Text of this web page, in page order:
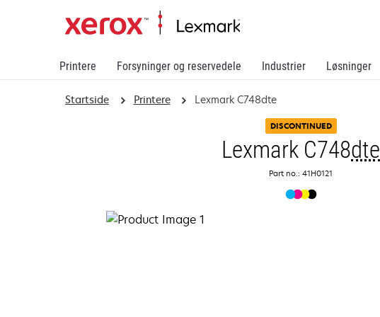
Printere Forsyninger og reservedele Industrier Løsninger
Startside Printere Lexmark C748dte
DISCONTINUED
Lexmark C748dte
Part no.: 41H0121